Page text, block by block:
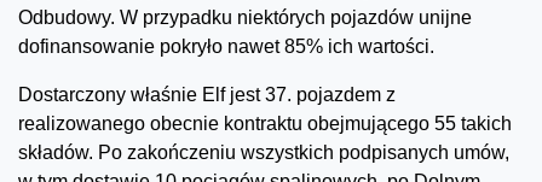
Odbudowy. W przypadku niektórych pojazdów unijne
dofinansowanie pokryło nawet 85% ich wartości.
Dostarczony właśnie Elf jest 37. pojazdem z
realizowanego obecnie kontraktu obejmującego 55 takich
składów. Po zakończeniu wszystkich podpisanych umów,